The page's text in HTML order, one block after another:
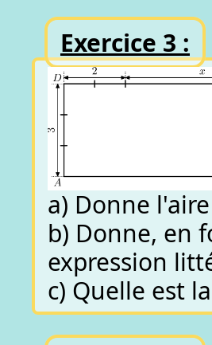
Exercice 3 :
a) Donne
b) Donne, en
expression
c) Quelle est